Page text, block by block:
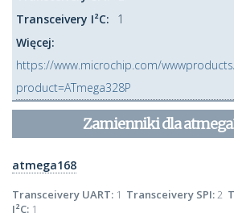
Transceivery I²C:
1
Więcej:
https://www.microchip.com/wwwproducts/
product=ATmega328P
Zamienniki dla
atmega168
Transceivery UART: 1 Transceivery SPI:2
I²C: 1